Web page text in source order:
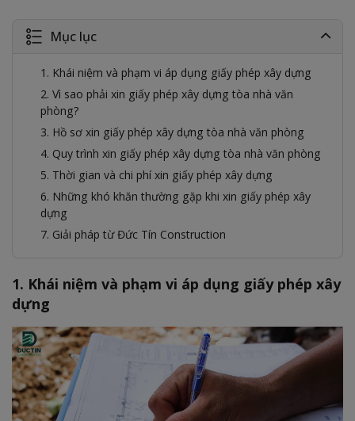
Mục lục
1. Khái niệm và phạm vi áp dụng giấy phép xây dựng
2. Vì sao phải xin giấy phép xây dựng tòa nhà văn
phòng?
3. Hồ sơ xin giấy phép xây dựng tòa nhà văn phòng
4. Quy trình xin giấy phép xây dựng tòa nhà văn phòng
5. Thời gian và chi phí xin giấy phép xây dựng
6. Những khó khăn thường gặp khi xin giấy phép xây
dựng
7. Giải pháp từ Đức Tín Construction
1. Khái niệm và phạm vi áp dụng giấy phép xây
dựng